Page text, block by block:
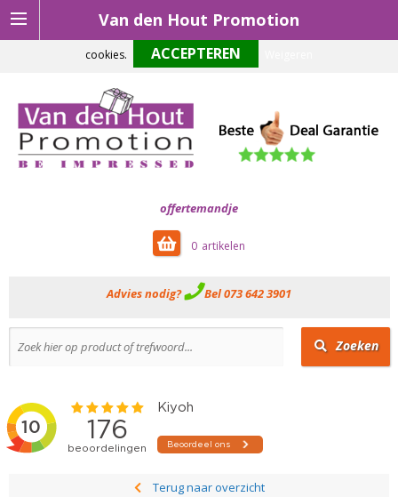
Van den Hout Promotion
offertemandje
0
Advies nodig? Bel 073 642 3901
Zoeken
Terug naar overzicht
Om onze website optimaal te laten functioneren maken wij gebruik van
cookies.